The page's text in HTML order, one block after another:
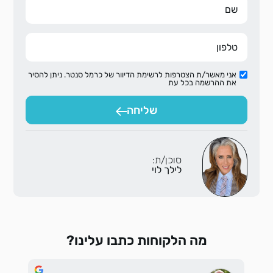
אני מאשר/ת הצטרפות לרשימת הדיוור של כרמל סנטר. ניתן להסיר
את ההרשמה בכל עת
שליחה
סוכן/ת:
לילך לוי
מה הלקוחות כתבו עלינו?